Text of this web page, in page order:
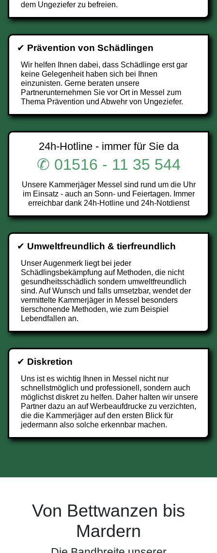
dem Ungeziefer zu befreien.
✔ Prävention von Schädlingen
Wir helfen Ihnen dabei, dass Schädlinge erst gar
keine Gelegenheit haben sich bei Ihnen
einzunisten. Gerne beraten unsere
Partnerunternehmen Sie vor Ort in Messel zum
Thema Prävention und Abwehr von Ungeziefer.
24h-Hotline - immer für Sie da
✆ 01516 - 11 35 544
Unsere Kammerjäger Messel sind rund um die Uhr
im Einsatz - auch an Sonn- und Feiertagen. Immer
erreichbar dank 24h-Hotline und 24h-Notdienst
✔ Umweltfreundlich & tierfreundlich
Unser Augenmerk liegt bei jeder
Schädlingsbekämpfung auf Methoden, die nicht
gesundheitsschädlich sondern umweltfreundlich
sind. Auf Wunsch und falls umsetzbar, wendet der
vermittelte Kammerjäger in Messel besonders
tierschonende Methoden, wie zum Beispiel
Lebendfallen an.
✔ Diskretion
Uns ist es wichtig Ihnen in Messel nicht nur
schnellstmöglich und professionell, sondern auch
möglichst diskret zu helfen. Daher halten wir unsere
Partner dazu an auf Werbeaufdrucke zu verzichten,
die die Kammerjäger auf den ersten Blick für
jedermann also solche erkennbar machen.
Von Bettwanzen bis
Mardern